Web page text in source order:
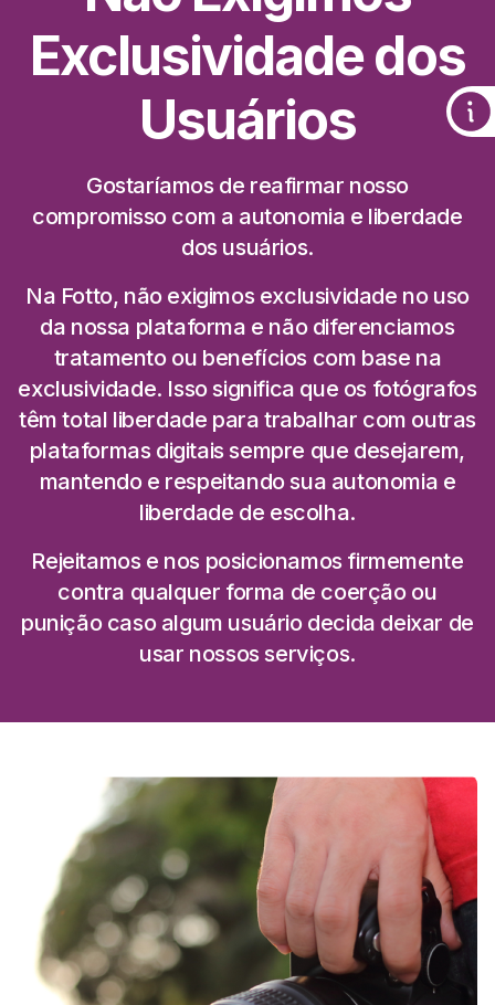
Exclusividade dos
Usuários
Gostaríamos de reafirmar nosso
compromisso com a autonomia e liberdade
dos usuários.
Na Fotto, não exigimos exclusividade no uso
da nossa plataforma e não diferenciamos
tratamento ou benefícios com base na
exclusividade. Isso significa que os fotógrafos
têm total liberdade para trabalhar com outras
plataformas digitais sempre que desejarem,
mantendo e respeitando sua autonomia e
liberdade de escolha.
Rejeitamos e nos posicionamos firmemente
contra qualquer forma de coerção ou
punição caso algum usuário decida deixar de
usar nossos serviços.